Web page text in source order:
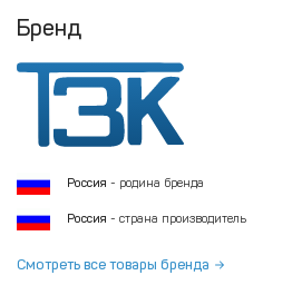
Бренд
Россия - родина бренда
Россия - страна производитель
Смотреть все товары бренда